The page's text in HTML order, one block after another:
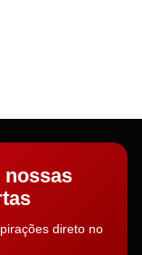
nossas
direto no